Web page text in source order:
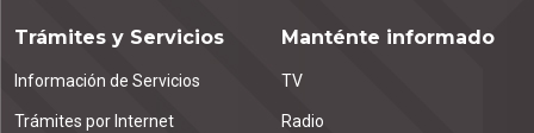
Trámites y Servicios
Información de Servicios
Trámites por Internet
Manténte informado
TV
Radio